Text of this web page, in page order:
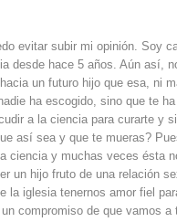
evitar subir mi opinión. Soy
desde hace 5 años. Aún así,
un futuro hijo que esa, ni
ha escogido, sino que te
a la ciencia para curarte y
así sea y que te mueras?
ciencia y muchas veces ésta
un hijo fruto de una relación
la iglesia tenernos amor fiel
compromiso de que vamos